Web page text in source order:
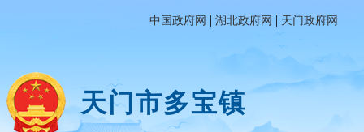
中国政府网 | 湖北政府网 | 天门政府网
天门市多宝镇